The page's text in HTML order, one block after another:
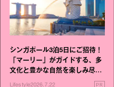
シンガポール3泊5日にご招待！
「マーリー」がガイドする、多
文化と豊かな自然を楽しみ尽く
Lifestyle2026.7.22 PR